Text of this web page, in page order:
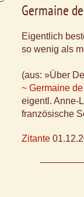
Germaine
Eigentlich
so wenig als
(aus: »Über
~ Germaine
eigentl. Anne-
französische
Zitante